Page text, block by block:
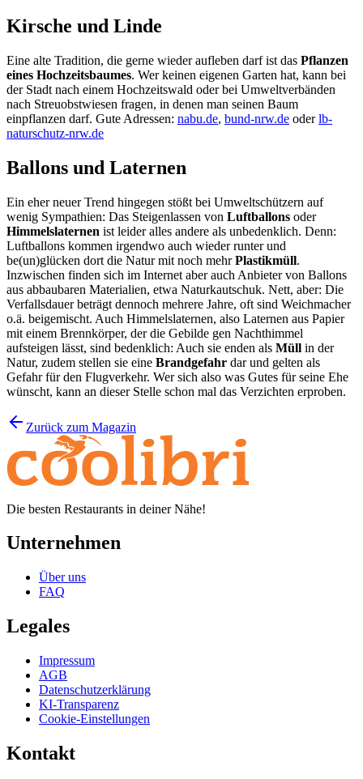
Kirsche und Linde
Eine alte Tradition, die gerne wieder aufleben darf ist das Pflanzen
eines Hochzeitsbaumes. Wer keinen eigenen Garten hat, kann bei
der Stadt nach einem Hochzeitswald oder bei Umweltverbänden
nach Streuobstwiesen fragen, in denen man seinen Baum
einpflanzen darf. Gute Adressen: nabu.de, bund-nrw.de oderlb-
naturschutz-nrw.de
Ballons und Laternen
Ein eher neuer Trend hingegen stößt bei Umweltschützern auf
wenig Sympathien: Das Steigenlassen von Luftballons oder
Himmelslaternen ist leider alles andere als unbedenklich. Denn:
Luftballons kommen irgendwo auch wieder runter und
be(un)glücken dort die Natur mit noch mehrPlastikmüll.
Inzwischen finden sich im Internet aber auch Anbieter von Ballons
aus abbaubaren Materialien, etwa Naturkautschuk. Nett, aber: Die
Verfallsdauer beträgt dennoch mehrere Jahre, oft sind Weichmacher
o.ä. beigemischt. Auch Himmelslaternen, also Laternen aus Papier
mit einem Brennkörper, der die Gebilde gen Nachthimmel
aufsteigen lässt, sind bedenklich: Auch sie enden als Müll in der
Natur, zudem stellen sie eine Brandgefahr dar und gelten als
Gefahr für den Flugverkehr. Wer sich also was Gutes für seine Ehe
wünscht, kann an dieser Stelle schon mal das Verzichten erproben.
Zurück zum Magazin
Die besten Restaurants in deiner Nähe!
Unternehmen
Über uns
FAQ
Legales
Impressum
AGB
Datenschutzerklärung
KI-Transparenz
Cookie-Einstellungen
Kontakt